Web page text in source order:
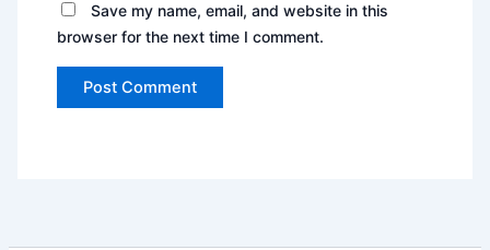
Save my name, email, and website in this
browser for the next time I comment.